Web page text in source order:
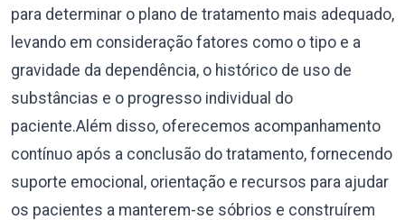
para determinar o plano de tratamento mais adequado,
levando em consideração fatores como o tipo e a
gravidade da dependência, o histórico de uso de
substâncias e o progresso individual do
paciente.Além disso, oferecemos acompanhamento
contínuo após a conclusão do tratamento, fornecendo
suporte emocional, orientação e recursos para ajudar
os pacientes a manterem-se sóbrios e construírem